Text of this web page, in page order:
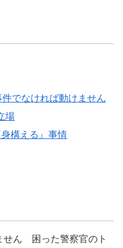
でなければ動けません
場
構える』事情
せん 困った警察官のト